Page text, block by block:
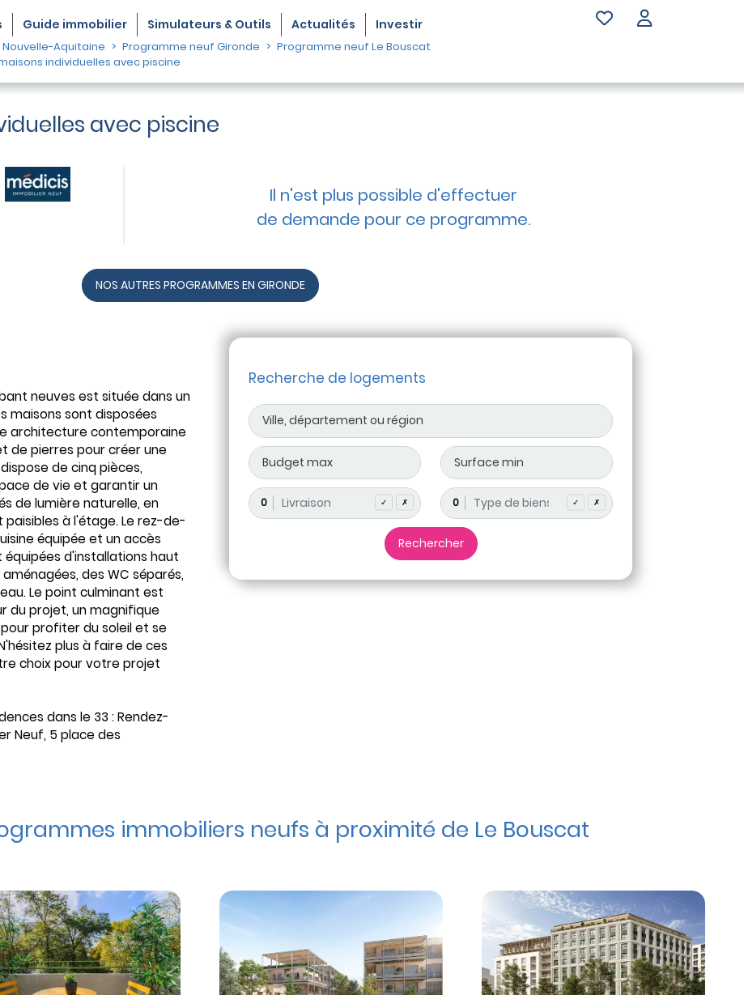
Guide immobilier Simulateurs & Outils Actualités Investir
Aquitaine Programme neuf Gironde
Programme neuf Le Bouscat
individuelles avec piscine
avec piscine
Il n'est plus possible d'effectuer
de demande pour ce programme.
NOS AUTRES PROGRAMMES EN GIRONDE
neuves est située dans un
maisons sont disposées
architecture contemporaine
de pierres pour créer une
de cinq pièces,
de vie et garantir un
de lumière naturelle, en
à l'étage. Le rez-de-
équipée et un accès
d'installations haut
des WC séparés,
Le point culminant est
du projet, un magnifique
profiter du soleil et se
plus à faire de ces
choix pour votre projet
dans le 33 : Rendez-
Neuf, 5 place des
Recherche de logements
0 ✓ ✗ 0 ✓ ✗
immobiliers neufs à proximité de Le Bouscat